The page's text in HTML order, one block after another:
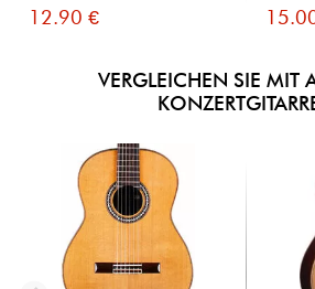
12.90 €
VERGLEICHEN SIE MIT